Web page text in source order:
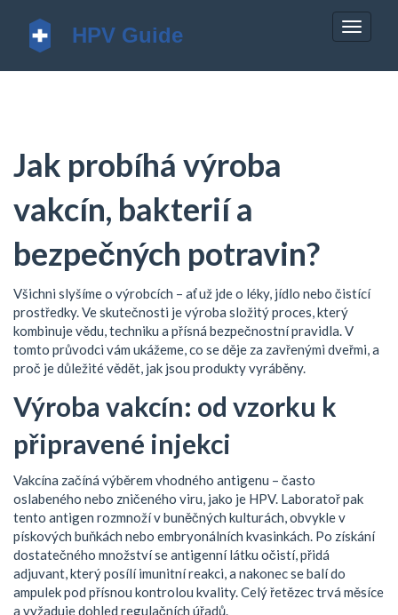
Jak probíhá výroba
vakcín, bakterií a
bezpečných potravin?
Všichni slyšíme o výrobcích – ať už jde o léky, jídlo nebo čistící
prostředky. Ve skutečnosti je výroba složitý proces, který
kombinuje vědu, techniku a přísná bezpečnostní pravidla. V
tomto průvodci vám ukážeme, co se děje za zavřenými dveřmi, a
proč je důležité vědět, jak jsou produkty vyráběny.
Výroba vakcín: od vzorku k
připravené injekci
Vakcína začíná výběrem vhodného antigenu – často
oslabeného nebo zničeného viru, jako je HPV. Laboratoř pak
tento antigen rozmnoží v buněčných kulturách, obvykle v
pískových buňkách nebo embryonálních kvasinkách. Po získání
dostatečného množství se antigenní látku očistí, přidá
adjuvant, který posílí imunitní reakci, a nakonec se balí do
ampulek pod přísnou kontrolou kvality. Celý řetězec trvá měsíce
a vyžaduje dohled regulačních úřadů.